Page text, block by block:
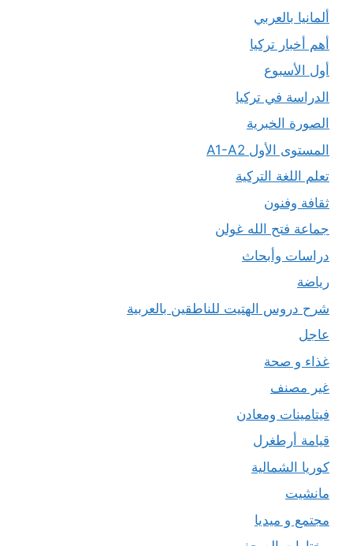
ألمانيا بالعربي
أهم أخبار تركيا
أول الأسبوع
الدراسة في تركيا
الصورة الخبرية
المستوى الأول A1-A2
تعلم اللغة التركية
ثقافة وفنون
جماعة فتح الله غولن
دراسات وأبحاث
رياضة
شرح دروس الهتيت للناطقين بالعربية
عاجل
غذاء و صحة
غير مصنف
فيتامينات ومعادن
قيامة أرطغرل
كوريا الشمالية
مانشيت
مجتمع و ميديا